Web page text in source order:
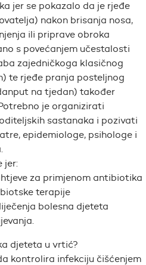
jer se pokazalo da je rjeđe
nakon brisanja nosa,
ili priprave obroka
s povećanjem učestalosti
zajedničkoga klasičnog
te rjeđe pranja posteljnog
na tjedan) također
je organizirati
sastanaka i pozivati
epidemiologe, psihologe i
jer:
za primjenom antibiotika
terapije
bolesna djeteta
djeteta u vrtić?
kontrolira infekciju čišćenjem